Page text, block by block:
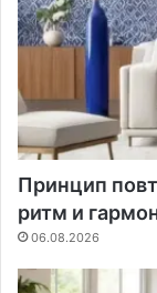
Принцип
ритм и
06.08.2026